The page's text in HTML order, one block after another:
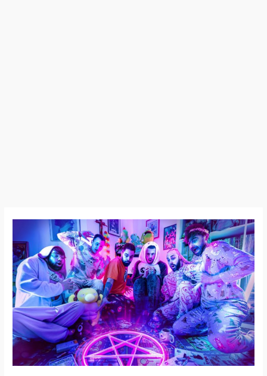
Hipskör
–
Nouveau
single
« Belzebeat »
du
groupe
partycore-
metal
nantais